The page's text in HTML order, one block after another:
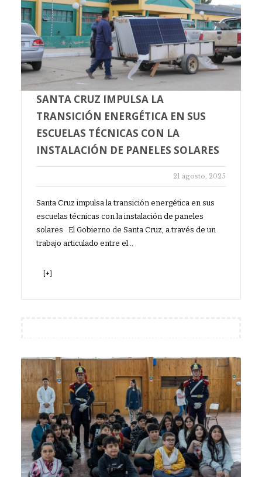
SANTA CRUZ IMPULSA LA
TRANSICIÓN ENERGÉTICA EN SUS
ESCUELAS TÉCNICAS CON LA
INSTALACIÓN DE PANELES SOLARES
21 agosto, 2025
Santa Cruz impulsa la transición energética en sus
escuelas técnicas con la instalación de paneles
solares El Gobierno de Santa Cruz, a través de un
trabajo articulado entre el…
[+]